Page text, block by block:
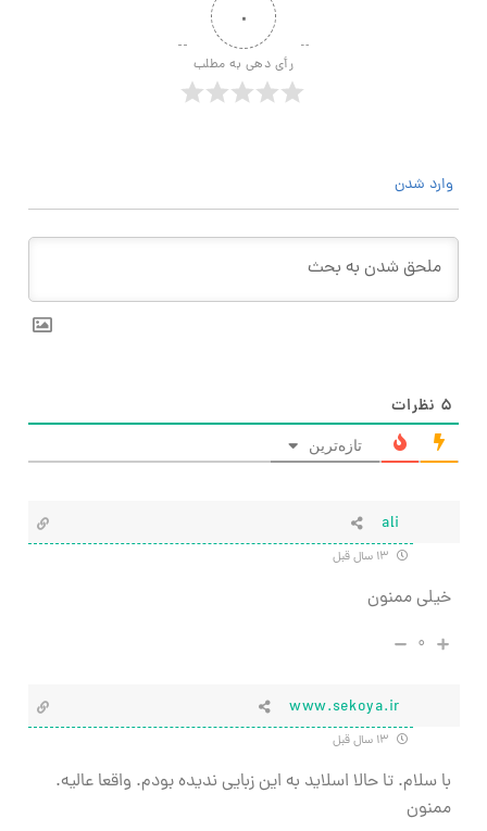
۰
رأی دهی به مطلب
وارد شدن
۵ نظرات
تازه‌ترین
ali
خیلی ممنون
۰
www.sekoya.ir
با سلام. تا حالا اسلاید به این زبایی ندیده بودم. واقعا عالیه.
ممنون